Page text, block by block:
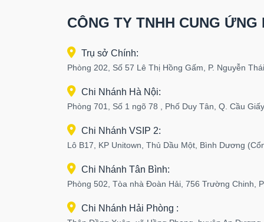
CÔNG TY TNHH CUNG
Trụ sở Chính:
Phòng 202, Số 57 Lê Thị Hồng Gấm, P. Nguyễn
Chi Nhánh Hà Nội:
Phòng 701, Số 1 ngõ 78 , Phố Duy Tân, Q. Cầu
Chi Nhánh VSIP 2:
Lô B17, KP Unitown, Thủ Dầu Một, Bình Dương
Chi Nhánh Tân Bình:
Phòng 502, Tòa nhà Đoàn Hải, 756 Trường Chinh,
Chi Nhánh Hải Phòng :